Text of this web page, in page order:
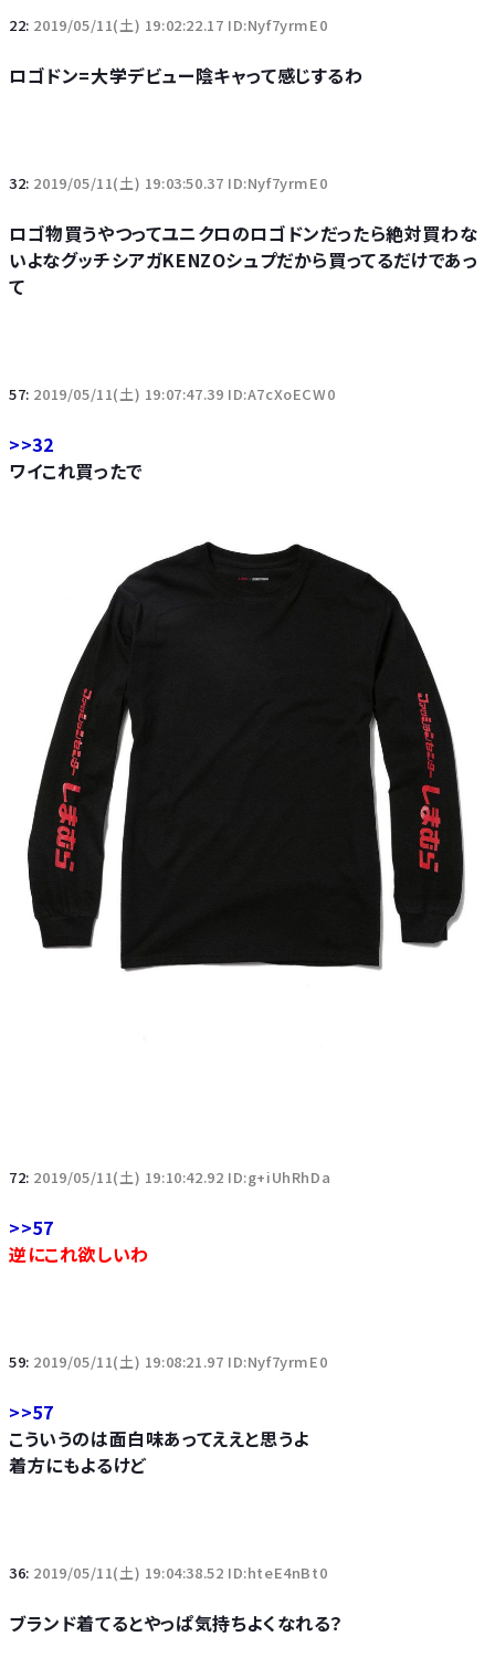
22: 2019/05/11(土) 19:02:22.17 ID:Nyf7yrmE0
ロゴドン=大学デビュー陰キャって感じするわ
32: 2019/05/11(土) 19:03:50.37 ID:Nyf7yrmE0
ロゴ物買うやつってユニクロのロゴドンだったら絶対買わな
いよなグッチシアガKENZOシュプだから買ってるだけであっ
て
57: 2019/05/11(土) 19:07:47.39 ID:A7cXoECW0
>>32
ワイこれ買ったで
72: 2019/05/11(土) 19:10:42.92 ID:g+iUhRhDa
>>57
逆にこれ欲しいわ
59: 2019/05/11(土) 19:08:21.97 ID:Nyf7yrmE0
>>57
こういうのは面白味あってええと思うよ
着方にもよるけど
36: 2019/05/11(土) 19:04:38.52 ID:hteE4nBt0
ブランド着てるとやっぱ気持ちよくなれる？